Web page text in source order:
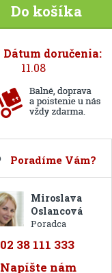
Do košíka
Dátum doručenia:
11.08
Poradíme Vám?
Miroslava
Oslancová
Poradca
02 38 111 333
Napíšte nám